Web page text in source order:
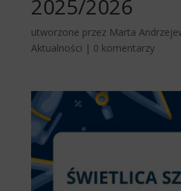
2025/2026
utworzone przez Marta
Aktualności | 0 komentarzy